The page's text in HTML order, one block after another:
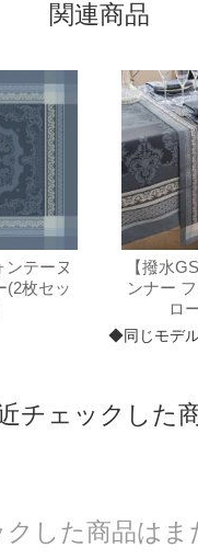
関連商品
ンテーヌ
(2枚セッ
【撥水
ンナー
ロ
◆同じモデ
チェックした
クした商品はま